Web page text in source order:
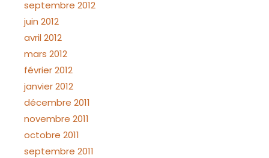
septembre 2012
juin 2012
avril 2012
mars 2012
février 2012
janvier 2012
décembre 2011
novembre 2011
octobre 2011
septembre 2011